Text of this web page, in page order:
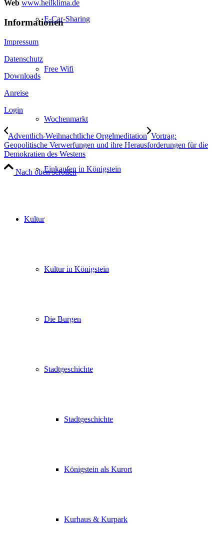
E-Car-Sharing
Free Wifi
Wochenmarkt
Einkaufen in Königstein
Kultur
Kultur in Königstein
Die Burgen
Stadtgeschichte
Stadtgeschichte
Königstein als Kurort
Kurhaus & Kurpark
Web www.heilklima.de
Informationen
Impressum
Datenschutz
Downloads
Anreise
Login
Adventlich-Weihnachtliche Orgelmeditation Vortrag:
Geopolitische Verwerfungen und ihre Herausforderungen für die
Demokratien des Westens
Nach oben scrollen